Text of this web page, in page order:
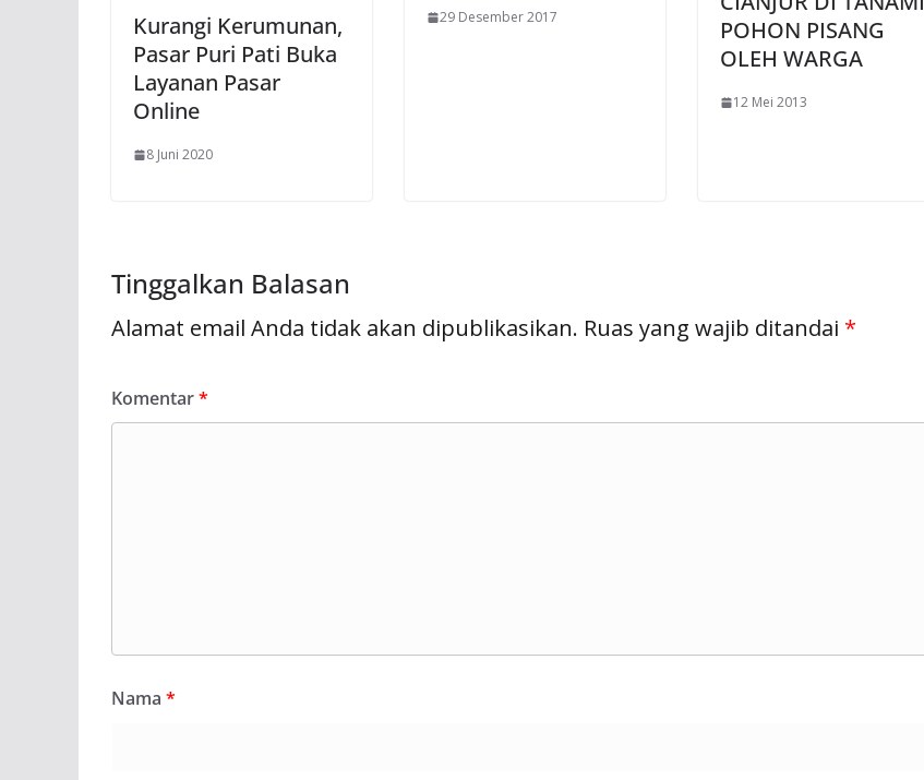
Kurangi Kerumunan,
Pasar Puri Pati Buka
Layanan Pasar
Online
8 Juni 2020
29 Desember 2017
POHON PISANG
OLEH WARGA
12 Mei 2013
Tinggalkan Balasan
Alamat email Anda tidak akan dipublikasikan. Ruas yang wajib ditandai *
Komentar*
Nama *